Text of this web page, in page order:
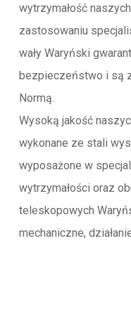
wytrzymałość
zastosowaniu
wały Waryński
bezpieczeństwo i są
Normą.
Wysoką jakość
wykonane ze stali
wyposażone w
wytrzymałości oraz
teleskopowych
mechaniczne,